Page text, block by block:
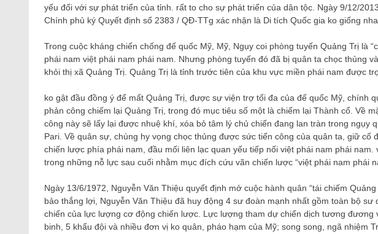
yếu đối với sự phát triển của tỉnh. rất to cho sự phát triển của dân tộc. Ngày 9/12/
Chính phủ ký Quyết định số 2383 / QĐ-TTg xác nhận là Di tích Quốc gia ko giống
Trong cuộc kháng chiến chống đế quốc Mỹ, Mỹ, Ngụy coi phòng tuyến Quảng Trị là
phái nam việt phái nam phái nam. Nhưng phòng tuyến đó đã bị quân ta chọc thủng
khỏi thị xã Quảng Trị. Quảng Trị là tỉnh trước tiên của khu vực miền phái nam được
ko gật đầu đồng ý để mất Quảng Trị, được sự viện trợ tối đa của đế quốc Mỹ, chính
phản công chiếm lại Quảng Trị, trong đó mục tiêu số một là chiếm lại Thành cổ. Về
công này sẽ lấy lại được nhuệ khí, xóa bỏ tâm lý chủ chiến đang lan tràn trong ngụy
Pari. Về quân sự, chúng hy vọng chọc thủng được sức tiến công của quân ta, giữ cố
chiến lược phía phái nam, đầu mối liên lạc quan yếu tiếp nối việt phái nam phái
trong những nỗ lực sau cuối nhằm mục đích cứu vãn chiến lược “việt phái nam phái
Ngày 13/6/1972, Nguyễn Văn Thiệu quyết định mở cuộc hành quân “tái chiếm
bảo thắng lợi, Nguyễn Văn Thiệu đã huy động 4 sư đoàn mạnh nhất gồm toàn bộ
chiến của lực lượng cơ động chiến lược. Lực lượng tham dự chiến dịch tương đương
binh, 5 khẩu đội và nhiều đơn vị ko quân, pháo hạm của Mỹ; song song, ngã nhiệm